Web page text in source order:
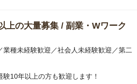
上の大量募集 / 副業・Wワーク
種未経験歓迎／社会人未経験歓迎／第二
10年以上の方も歓迎します！